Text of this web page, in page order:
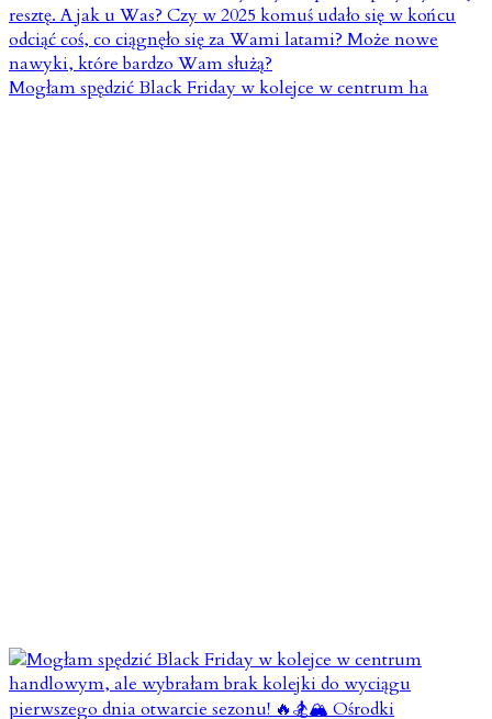
Mogłam spędzić Black Friday w kolejce w centrum ha